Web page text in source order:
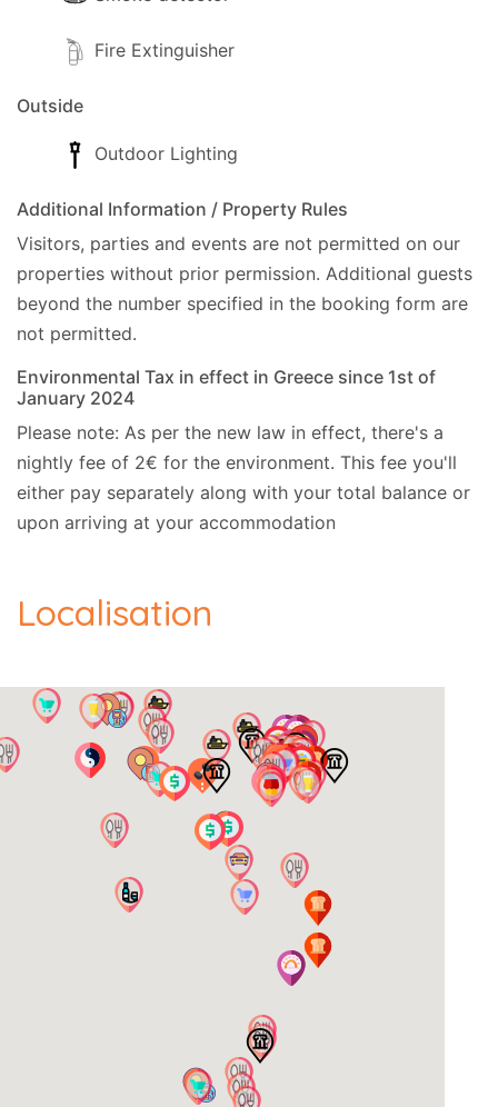
Fire Extinguisher
Outside
Outdoor Lighting
Additional Information / Property Rules
Visitors, parties and events are not permitted on our
properties without prior permission. Additional guests
beyond the number specified in the booking form are
not permitted.
Environmental Tax in effect in Greece since 1st of
January 2024
Please note: As per the new law in effect, there's a
nightly fee of 2€ for the environment. This fee you'll
either pay separately along with your total balance or
upon arriving at your accommodation
Localisation